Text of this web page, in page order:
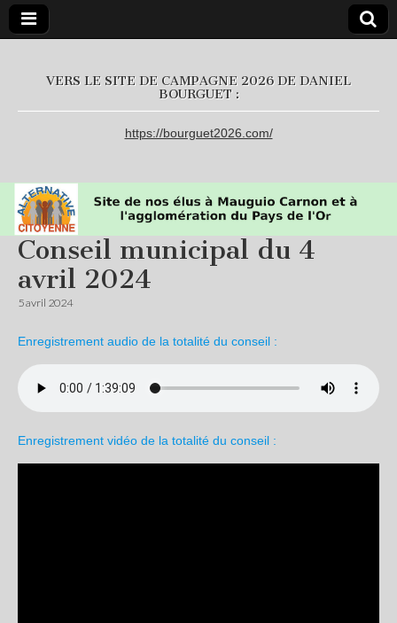
L'Alternative
Citoyenne
VERS LE SITE DE CAMPAGNE 2026 DE DANIEL
BOURGUET :
https://bourguet2026.com/
Conseil municipal du 4
avril 2024
5 avril 2024
Enregistrement audio de la totalité du conseil :
Enregistrement vidéo de la totalité du conseil :